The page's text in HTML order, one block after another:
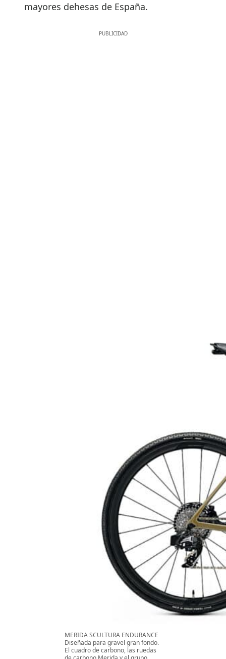
mayores dehesas de España.
MERIDA SCULTURA ENDURANCE
Diseñada para gravel gran fondo.
El cuadro de carbono, las ruedas